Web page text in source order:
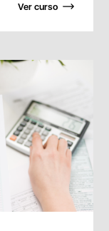
Ver curso